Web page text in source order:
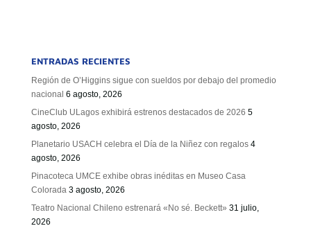
ENTRADAS RECIENTES
Región de O’Higgins sigue con sueldos por debajo del promedio
nacional 6 agosto, 2026
CineClub ULagos exhibirá estrenos destacados de 2026 5
agosto, 2026
Planetario USACH celebra el Día de la Niñez con regalos 4
agosto, 2026
Pinacoteca UMCE exhibe obras inéditas en Museo Casa
Colorada 3 agosto, 2026
Teatro Nacional Chileno estrenará «No sé. Beckett» 31 julio,
2026